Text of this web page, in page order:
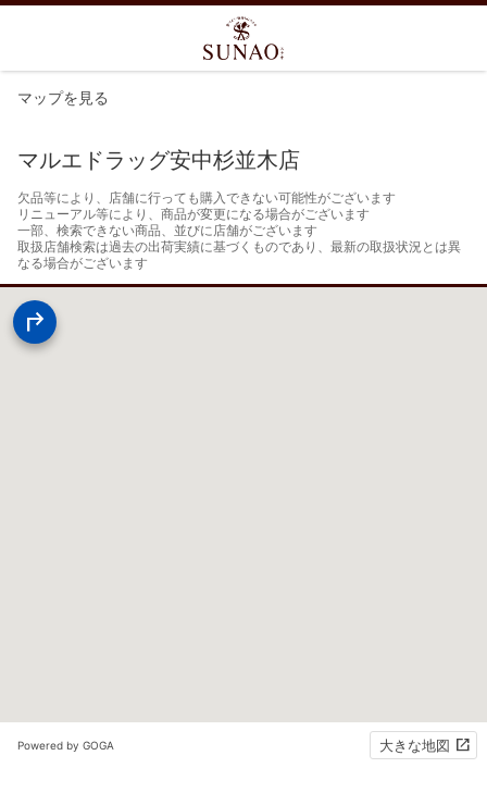
マップを見る
マルエドラッグ安中杉並木店
欠品等により、店舗に行っても購入できない可能性がございます
リニューアル等により、商品が変更になる場合がございます
一部、検索できない商品、並びに店舗がございます
取扱店舗検索は過去の出荷実績に基づくものであり、最新の取扱状況とは異
なる場合がございます
Powered by GOGA 大きな地図